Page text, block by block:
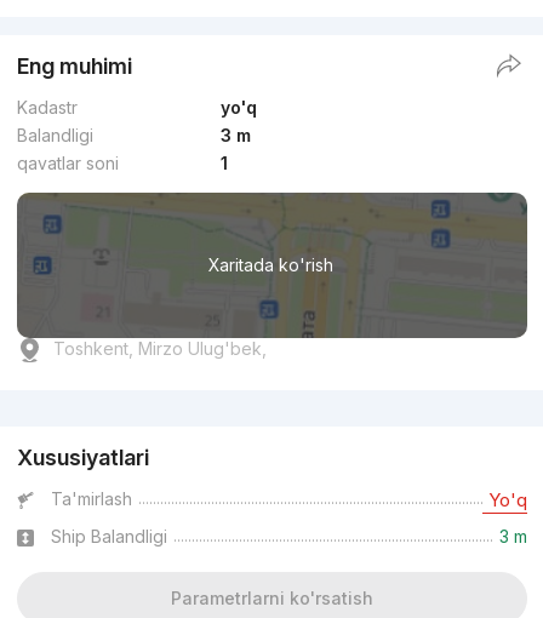
Eng muhimi
Kadastr
yo'q
Balandligi
3 m
qavatlar soni
1
Xaritada ko'rish
Toshkent, Mirzo Ulug'bek,
Xususiyatlari
Ta'mirlash Yo'q
Ship Balandligi 3 m
Parametrlarni ko'rsatish